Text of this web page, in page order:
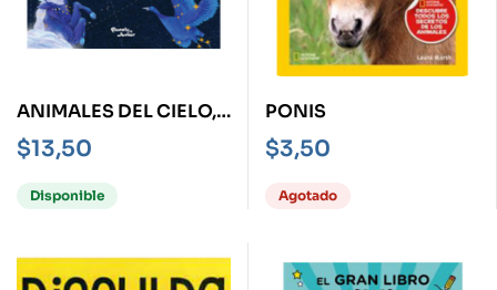
ANIMALES DEL CIELO,
LOS
$13,50
Disponible
PONIS
$3,50
Agotado